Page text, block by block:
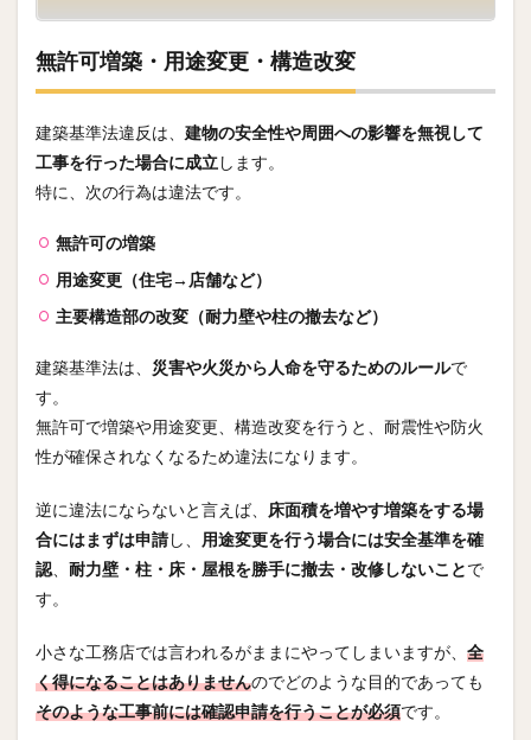
無許可増築・用途変更・構造改変
建築基準法違反は、 建物の安全性や周囲への影響を無視して
工事を行った場合に成立します。
特に、次の行為は違法です。
無許可の増築
用途変更（住宅→店舗など）
主要構造部の改変（耐力壁や柱の撤去など）
建築基準法は、 災害や火災から人命を守るためのルールで
す。
無許可で増築や用途変更、構造改変を行うと、耐震性や防火
性が確保されなくなるため違法になります。
逆に違法にならないと言えば、 床面積を増やす増築をする場
合にはまずは申請し、 用途変更を行う場合には安全基準を確
認
耐力壁・柱・床・屋根を勝手に撤去・改修しないことで
す。
小さな工務店では言われるがままにやってしまいますが、 全
く得になることはありませんのでどのような目的であっても
そのような工事前には確認申請を行うことが必須です。